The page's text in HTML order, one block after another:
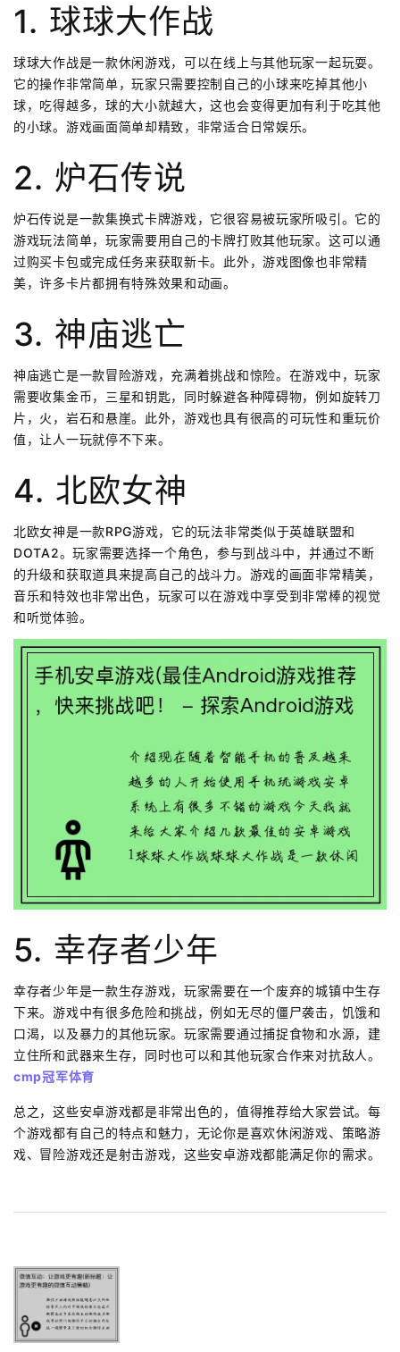
1. 球球大作战
球球大作战是一款休闲游戏，可以在线上与其他玩家一起玩耍。
它的操作非常简单，玩家只需要控制自己的小球来吃掉其他小
球，吃得越多，球的大小就越大，这也会变得更加有利于吃其他
的小球。游戏画面简单却精致，非常适合日常娱乐。
2. 炉石传说
炉石传说是一款集换式卡牌游戏，它很容易被玩家所吸引。它的
游戏玩法简单，玩家需要用自己的卡牌打败其他玩家。这可以通
过购买卡包或完成任务来获取新卡。此外，游戏图像也非常精
美，许多卡片都拥有特殊效果和动画。
3. 神庙逃亡
神庙逃亡是一款冒险游戏，充满着挑战和惊险。在游戏中，玩家
需要收集金币，三星和钥匙，同时躲避各种障碍物，例如旋转刀
片，火，岩石和悬崖。此外，游戏也具有很高的可玩性和重玩价
值，让人一玩就停不下来。
4. 北欧女神
北欧女神是一款RPG游戏，它的玩法非常类似于英雄联盟和
DOTA2。玩家需要选择一个角色，参与到战斗中，并通过不断
的升级和获取道具来提高自己的战斗力。游戏的画面非常精美，
音乐和特效也非常出色，玩家可以在游戏中享受到非常棒的视觉
和听觉体验。
5. 幸存者少年
幸存者少年是一款生存游戏，玩家需要在一个废弃的城镇中生存
下来。游戏中有很多危险和挑战，例如无尽的僵尸袭击，饥饿和
口渴，以及暴力的其他玩家。玩家需要通过捕捉食物和水源，建
立住所和武器来生存，同时也可以和其他玩家合作来对抗敌人。
cmp冠军体育
总之，这些安卓游戏都是非常出色的，值得推荐给大家尝试。每
个游戏都有自己的特点和魅力，无论你是喜欢休闲游戏、策略游
戏、冒险游戏还是射击游戏，这些安卓游戏都能满足你的需求。